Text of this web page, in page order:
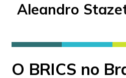
Aleandro
O BRICS no